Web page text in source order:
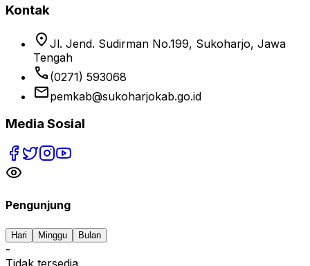
Kontak
location_on Jl. Jend. Sudirman No.199, Sukoharjo, Jawa
Tengah
phone (0271) 593068
emailpemkab@sukoharjokab.go.id
Media Sosial
Pengunjung
Hari Minggu Bulan
-
Tidak tersedia